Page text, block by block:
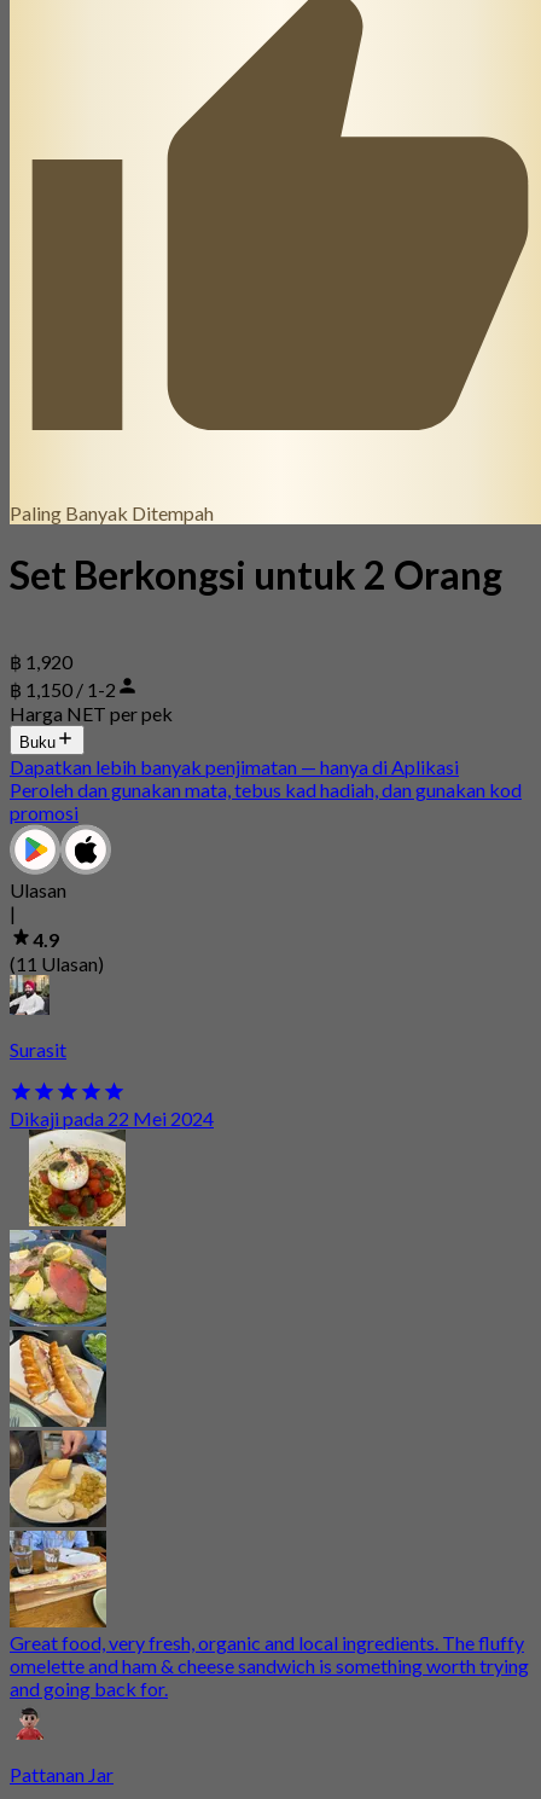
Paling Banyak Ditempah
Set Berkongsi untuk 2 Orang
฿ 1,920
฿ 1,150 / 1-2
Harga NET per pek
Buku
Dapatkan lebih banyak penjimatan — hanya di Aplikasi
Peroleh dan gunakan mata, tebus kad hadiah, dan gunakan kod
promosi
Ulasan
|
4.9
(11 Ulasan)
Surasit
Dikaji pada 22 Mei 2024
Great food, very fresh, organic and local ingredients. The fluffy
omelette and ham & cheese sandwich is something worth trying
and going back for.
Pattanan Jar